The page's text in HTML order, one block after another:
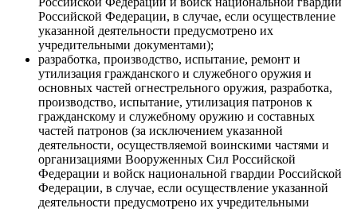
Российской Федерации, в случае, если осуществление
указанной деятельности предусмотрено их
учредительными документами);
разработка, производство, испытание, ремонт и
утилизация гражданского и служебного оружия и
основных частей огнестрельного оружия, разработка,
производство, испытание, утилизация патронов к
гражданскому и служебному оружию и составных
частей патронов (за исключением указанной
деятельности, осуществляемой воинскими частями и
организациями Вооруженных Сил Российской
Федерации и войск национальной гвардии Российской
Федерации, в случае, если осуществление указанной
деятельности предусмотрено их учредительными